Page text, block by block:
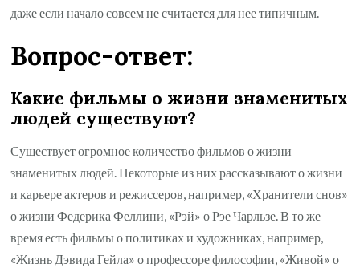
даже если начало совсем не считается для нее типичным.
Вопрос-ответ:
Какие фильмы о жизни знаменитых
людей существуют?
Существует огромное количество фильмов о жизни
знаменитых людей. Некоторые из них рассказывают о жизни
и карьере актеров и режиссеров, например, «Хранители снов»
о жизни Федерика Феллини, «Рэй» о Рэе Чарльзе. В то же
время есть фильмы о политиках и художниках, например,
«Жизнь Дэвида Гейла» о профессоре философии, «Живой» о